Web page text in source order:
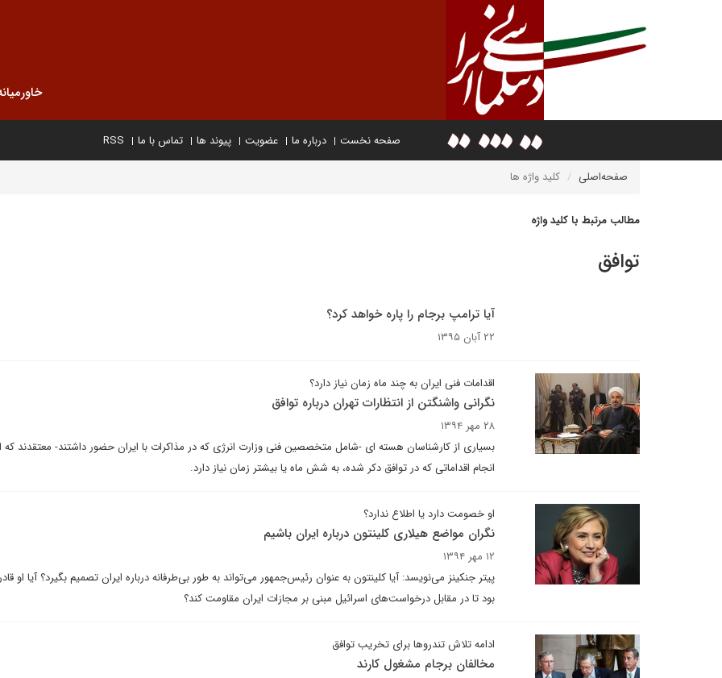
صفحه نخست درباره ما عضویت پیوند ها تماس با ما RSS
صفحه‌اصلی کلید واژه ها
مطالب مرتبط با کلید واژه
توافق
آیا ترامپ برجام را پاره خواهد کرد؟
۲۲ آبان ۱۳۹۵
اقدامات فنی ایران به چند ماه زمان نیاز دارد؟
نگرانی واشنگتن از انتظارات تهران درباره توافق
۲۸ مهر ۱۳۹۴
بسیاری از کارشناسان هسته ای -شامل متخصصین فنی وزارت انرژی که در مذاکرات با ایران حضور داشتند- معتقدند که
انجام اقداماتی که در توافق دکر شده، به شش ماه یا بیشتر زمان نیاز دارد.
او خصومت دارد یا اطلاع ندارد؟
نگران مواضع هیلاری کلینتون درباره ایران باشیم
۱۲ مهر ۱۳۹۴
پیتر جنکینز می‌نویسد: آیا کلینتون به عنوان رئیس‌جمهور می‌تواند به طور بی‌طرفانه درباره ایران تصمیم بگیرد؟ آیا او
بود تا در مقابل درخواست‌های اسرائیل مبنی بر مجازات ایران مقاومت کند؟
ادامه تلاش تندروها برای تخریب توافق
مخالفان برجام مشغول کارند